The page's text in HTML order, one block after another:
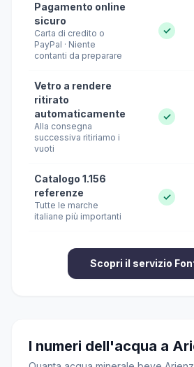
Pagamento online
sicuro
Carta di credito o
PayPal · Niente
contanti da preparare
✓
Vetro a rendere
ritirato
automaticamente
Alla consegna
successiva ritiriamo i
vuoti
✓
Catalogo 1.156
referenze
Tutte le marche
italiane più importanti
✓
Scopri il servizio
I numeri dell'acqua a